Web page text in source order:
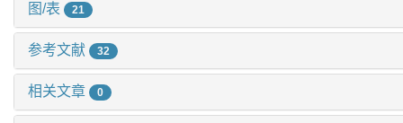
图/表 21
参考文献 32
相关文章 0